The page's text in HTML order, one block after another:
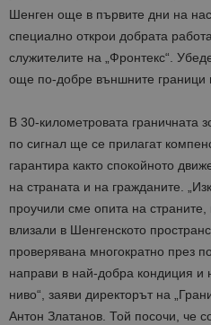
Шенген още в първите дни на
специално открои добрата
служителите на „Фронтекс“.
още по-добре външните
В 30-километровата граничната
по сигнал ще се прилагат
гарантира както спокойното
на страната и на гражданите.
проучили сме опита на
влизали в Шенгенското
проверявана многократно през
направи в най-добра кондиция и
ниво“, заяви директорът на
Антон Златанов. Той посочи, че